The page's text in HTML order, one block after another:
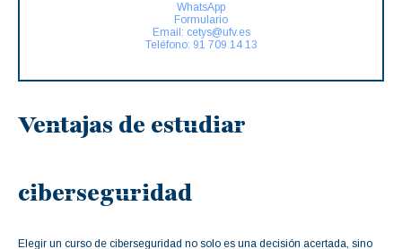
WhatsApp
Formulario
Email: cetys@ufv.es
Teléfono: 91 709 14 13
Ventajas de estudiar
ciberseguridad
Elegir un curso de ciberseguridad no solo es una decisión acertada, sino